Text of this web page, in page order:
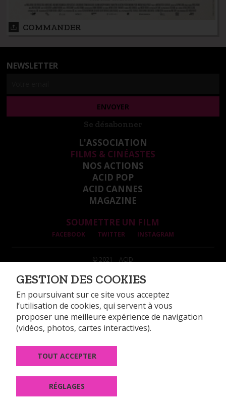
COMMANDER
NEWSLETTER
Se désabonner
L'ASSOCIATION
FILMS & CINÉASTES
NOS ACTIONS
ACID POP
ACID CANNES
MAGAZINE
SOUMETTRE UN FILM
FACEBOOK TWITTER INSTAGRAM
© 2021 – ACID
DONNÉES PERSONNELLES
GESTION DES COOKIES
Fax : +33 (0)1 44 89 99 60
GESTION DES COOKIES
En poursuivant sur ce site vous acceptez
l’utilisation de cookies, qui servent à vous
proposer une meilleure expérience de navigation
(vidéos, photos, cartes interactives).
TOUT ACCEPTER
RÉGLAGES